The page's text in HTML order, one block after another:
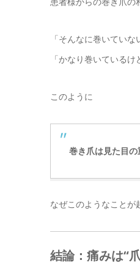
「そんなに巻いていな
「かなり巻いているけ
このように
巻き爪は見た目の
なぜこのようなことが
結論：痛みは“